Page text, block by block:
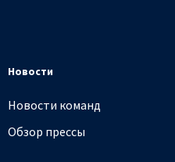
Новости
Новости команд
Обзор прессы